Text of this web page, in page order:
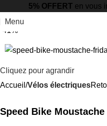
5% OFFERT en vous
Menu
-41%
Cliquez pour agrandir
Accueil Vélos électriques
Speed Bike